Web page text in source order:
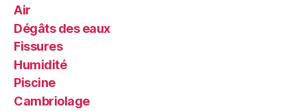
Air
Dégâts des eaux
Fissures
Humidité
Piscine
Cambriolage